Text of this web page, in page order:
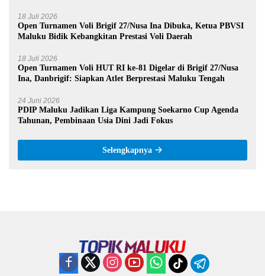
18 Juli 2026
Open Turnamen Voli Brigif 27/Nusa Ina Dibuka, Ketua PBVSI
Maluku Bidik Kebangkitan Prestasi Voli Daerah
18 Juli 2026
Open Turnamen Voli HUT RI ke-81 Digelar di Brigif 27/Nusa
Ina, Danbrigif: Siapkan Atlet Berprestasi Maluku Tengah
24 Juni 2026
PDIP Maluku Jadikan Liga Kampung Soekarno Cup Agenda
Tahunan, Pembinaan Usia Dini Jadi Fokus
Selengkapnya